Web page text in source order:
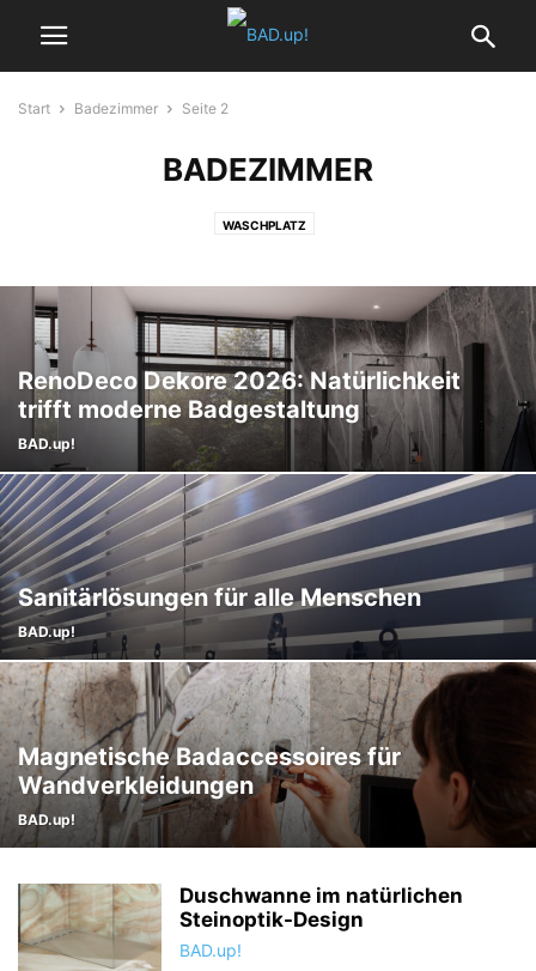
Start Badezimmer Seite 2
BADEZIMMER
WASCHPLATZ
RenoDeco Dekore 2026: Natürlichkeit
trifft moderne Badgestaltung
BAD.up!
Sanitärlösungen für alle Menschen
BAD.up!
Magnetische Badaccessoires für
Wandverkleidungen
BAD.up!
Duschwanne im natürlichen
Steinoptik-Design
BAD.up!